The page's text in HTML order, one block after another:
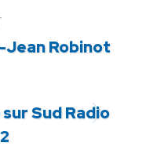
Jean Robinot
Sud Radio